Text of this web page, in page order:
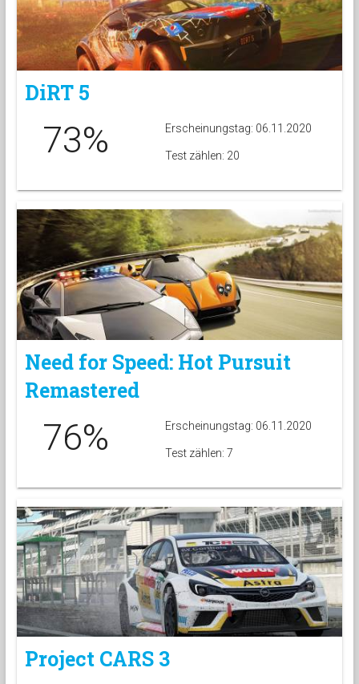
DiRT 5
73% Erscheinungstag: 06.11.2020
Test zählen: 20
Need for Speed: Hot Pursuit
Remastered
76% Erscheinungstag: 06.11.2020
Test zählen: 7
Project CARS 3